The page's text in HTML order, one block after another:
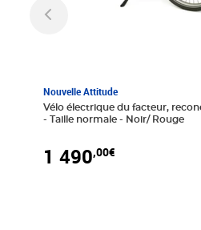
Nouvelle Attitude
Vélo électrique du facteur,
- Taille normale - Noir/ Rouge
1 490,00€